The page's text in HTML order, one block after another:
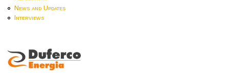
News and Updates
Interviews